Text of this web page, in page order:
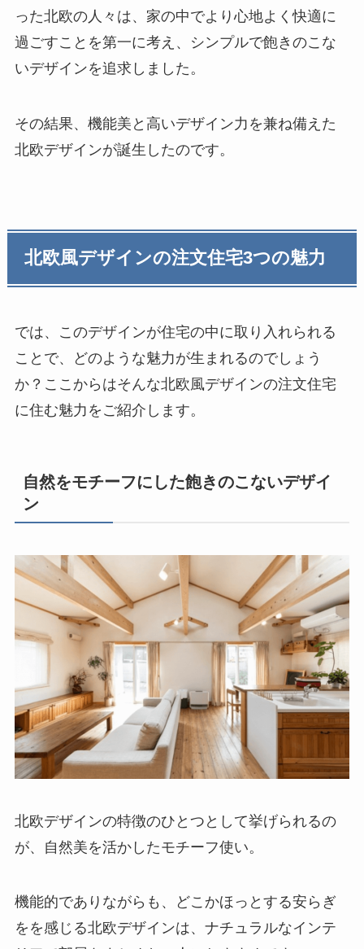
った北欧の人々は、家の中でより心地よく快適に
過ごすことを第一に考え、シンプルで飽きのこな
いデザインを追求しました。
その結果、機能美と高いデザイン力を兼ね備えた
北欧デザインが誕生したのです。
北欧風デザインの注文住宅3つの魅力
では、このデザインが住宅の中に取り入れられる
ことで、どのような魅力が生まれるのでしょう
か？ここからはそんな北欧風デザインの注文住宅
に住む魅力をご紹介します。
自然をモチーフにした飽きのこないデザイ
ン
北欧デザインの特徴のひとつとして挙げられるの
が、自然美を活かしたモチーフ使い。
機能的でありながらも、どこかほっとする安らぎ
をを感じる北欧デザインは、ナチュラルなインテ